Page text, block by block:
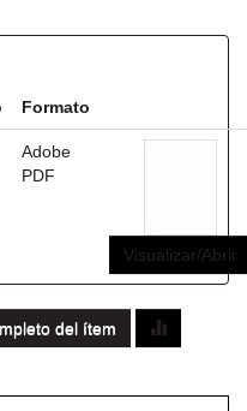
Formato
Adobe
PDF
Visualizar/Abrir
del ítem